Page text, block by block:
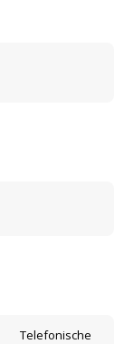
Telefonische